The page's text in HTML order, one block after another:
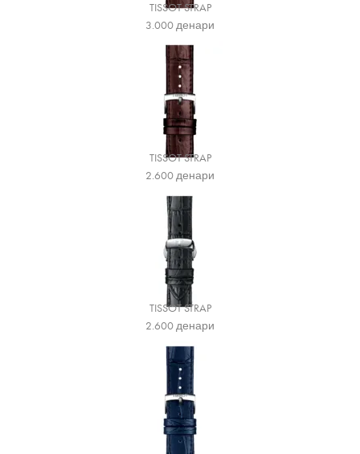
TISSOT STRAP
3.000денари
TISSOT STRAP
2.600денари
TISSOT STRAP
2.600денари